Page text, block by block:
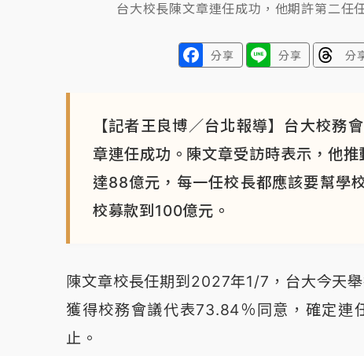
台大校長陳文章連任成功，他期許第二任
分享 分享 分
【記者王良博／台北報導】台大校務
章連任成功。陳文章受訪時表示，他
達88億元，每一任校長都應該要幫學
校募款到100億元。
陳文章校長任期到2027年1/7，台大今天
獲得校務會議代表73.84％同意，確定
止。